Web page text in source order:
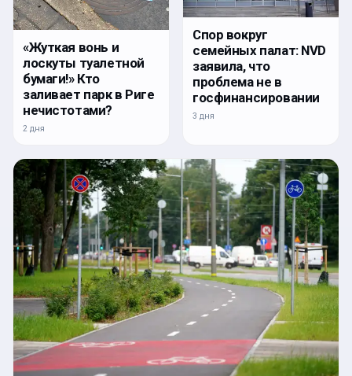
«Жуткая вонь и
лоскуты туалетной
бумаги!» Кто
заливает парк в Риге
нечистотами?
2 дня
Спор вокруг
семейных палат: NVD
заявила, что
проблема не в
госфинансировании
3 дня